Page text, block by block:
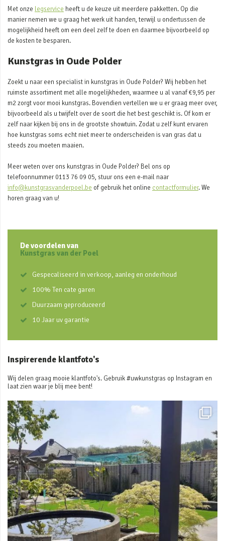
Met onze legservice heeft u de keuze uit meerdere pakketten. Op die
manier nemen we u graag het werk uit handen, terwijl u ondertussen de
mogelijkheid heeft om een deel zelf te doen en daarmee bijvoorbeeld op
de kosten te besparen.
Kunstgras in Oude Polder
Zoekt u naar een specialist in kunstgras in Oude Polder? Wij hebben het
ruimste assortiment met alle mogelijkheden, waarmee u al vanaf €9,95 per
m2 zorgt voor mooi kunstgras. Bovendien vertellen we u er graag meer over,
bijvoorbeeld als u twijfelt over de soort die het best geschikt is. Of kom er
zelf naar kijken bij ons in de grootste showtuin. Zodat u zelf kunt ervaren
hoe kunstgras soms echt niet meer te onderscheiden is van gras dat u
steeds zou moeten maaien.
Meer weten over ons kunstgras in Oude Polder? Bel ons op
telefoonnummer 0113 76 09 05, stuur ons een e-mail naar
info@kunstgrasvanderpoel.be of gebruik het online contactformulier. We
horen graag van u!
De voordelen van
Kunstgras van der Poel
Gespecaliseerd in verkoop, aanleg en onderhoud
100% Ten cate garen
Duurzaam geproduceerd
10 Jaar uv garantie
Inspirerende klantfoto's
Wij delen graag mooie klantfoto's. Gebruik #uwkunstgras op Instagram en
laat zien waar je blij mee bent!